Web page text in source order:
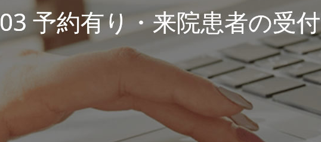
03 予約有り・来院患者の受付